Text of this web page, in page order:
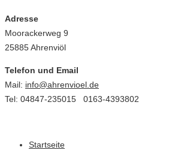
Adresse
Moorackerweg 9
25885 Ahrenviöl
Telefon und Email
Mail: info@ahrenvioel.de
Tel: 04847-235015 0163-4393802
Startseite